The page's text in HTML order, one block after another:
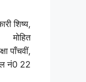
शिष्य,
मोहित
पाँचवीं,
नं0 22